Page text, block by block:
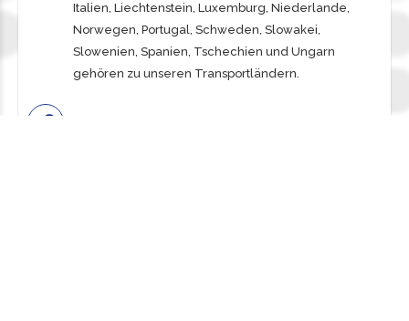
Italien, Liechtenstein, Luxemburg, Niederlande,
Norwegen, Portugal, Schweden, Slowakei,
Slowenien, Spanien, Tschechien und Ungarn
gehören zu unseren Transportländern.